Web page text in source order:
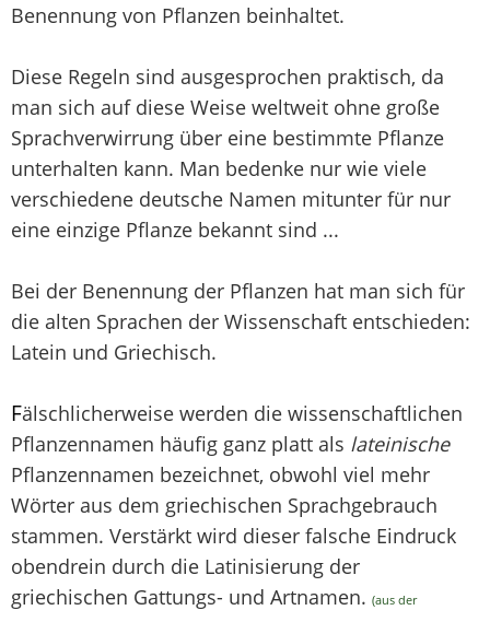
Benennung von Pflanzen beinhaltet.
Diese Regeln sind ausgesprochen praktisch, da
man sich auf diese Weise weltweit ohne große
Sprachverwirrung über eine bestimmte Pflanze
unterhalten kann. Man bedenke nur wie viele
verschiedene deutsche Namen mitunter für nur
eine einzige Pflanze bekannt sind ...
Bei der Benennung der Pflanzen hat man sich für
die alten Sprachen der Wissenschaft entschieden:
Latein und Griechisch.
Fälschlicherweise werden die wissenschaftlichen
Pflanzennamen häufig ganz platt als lateinische
Pflanzennamen bezeichnet, obwohl viel mehr
Wörter aus dem griechischen Sprachgebrauch
stammen. Verstärkt wird dieser falsche Eindruck
obendrein durch die Latinisierung der
griechischen Gattungs- und Artnamen. (aus der